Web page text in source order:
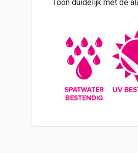
Toon duidelijk met de